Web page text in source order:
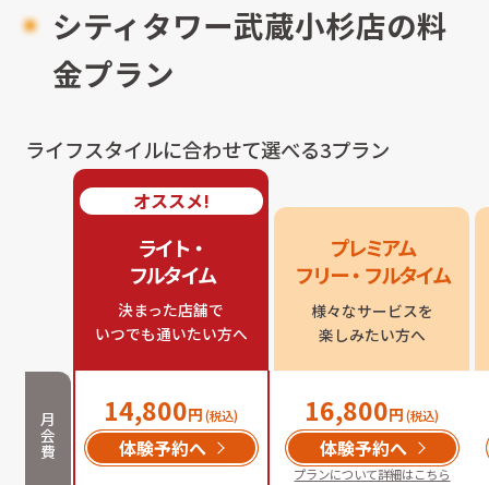
シティタワー武蔵小杉店の料
金プラン
ライフスタイルに合わせて選べる3プラン
オススメ!
ライト・
フルタイム
決まった店舗で
いつでも通いたい方へ
プレミアム
フリー・フルタイム
様々なサービスを
楽しみたい方へ
月
会
費
14,800円 (税込)
体験予約へ
16,800円 (税込)
体験予約へ
プランについて詳細はこちら